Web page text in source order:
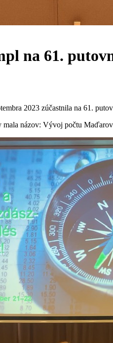
na 61.
2023 zúčastnila na 61.
názov: Vývoj počtu